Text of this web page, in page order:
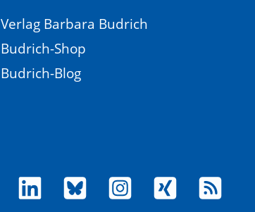
Verlag Barbara Budrich
Budrich-Shop
Budrich-Blog